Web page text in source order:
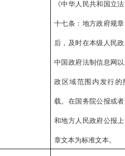
《中华人民共和国立
十七条：地方政府规
后，及时在本级人民
中国政府法制信息网
政区域范围内发行的
载。在国务院公报或
和地方人民政府公报
章文本为标准文本。